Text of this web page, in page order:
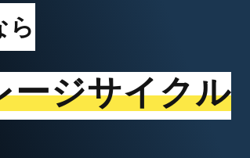
ら
ージサイクル